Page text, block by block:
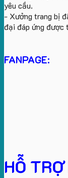
yêu cầu.
- Xưởng trang bị
đại đáp ứng được
FANPAGE:
HỖ